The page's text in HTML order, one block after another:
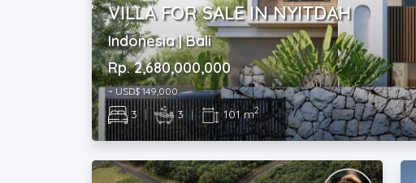
VILLA FOR SALE IN NYITDAH
Indonesia | Bali
Rp. 2,680,000,000
~ USD$ 149,000
3 | 3 | 101 m2